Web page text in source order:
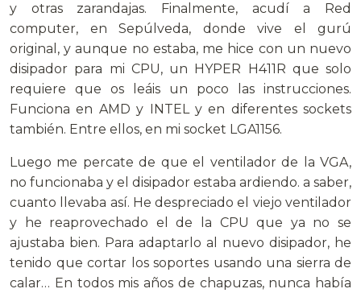
y otras zarandajas. Finalmente, acudí a Red
computer, en Sepúlveda, donde vive el gurú
original, y aunque no estaba, me hice con un nuevo
disipador para mi CPU, un HYPER H411R que solo
requiere que os leáis un poco las instrucciones.
Funciona en AMD y INTEL y en diferentes sockets
también. Entre ellos, en mi socket LGA1156.
Luego me percate de que el ventilador de la VGA,
no funcionaba y el disipador estaba ardiendo. a saber,
cuanto llevaba así. He despreciado el viejo ventilador
y he reaprovechado el de la CPU que ya no se
ajustaba bien. Para adaptarlo al nuevo disipador, he
tenido que cortar los soportes usando una sierra de
calar… En todos mis años de chapuzas, nunca había